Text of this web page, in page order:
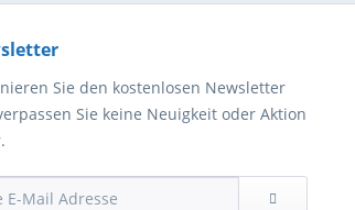
Sie den kostenlosen Newsletter
Sie keine Neuigkeit oder Aktion